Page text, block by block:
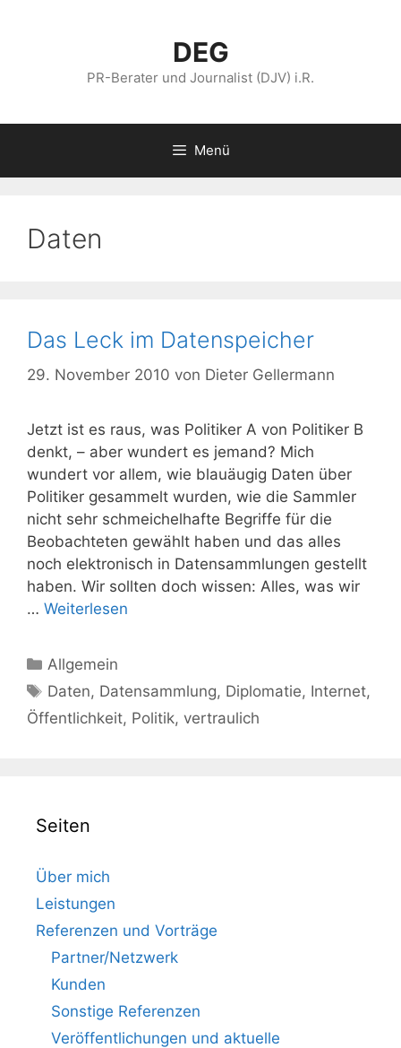
DEG
PR-Berater und Journalist (DJV) i.R.
Menü
Daten
Das Leck im Datenspeicher
29. November 2010 von Dieter Gellermann
Jetzt ist es raus, was Politiker A von Politiker B
denkt, – aber wundert es jemand? Mich
wundert vor allem, wie blauäugig Daten über
Politiker gesammelt wurden, wie die Sammler
nicht sehr schmeichelhafte Begriffe für die
Beobachteten gewählt haben und das alles
noch elektronisch in Datensammlungen gestellt
haben. Wir sollten doch wissen: Alles, was wir
… Weiterlesen
Kategorien
Allgemein
Schlagwörter
Daten, Datensammlung, Diplomatie, Internet,
Öffentlichkeit, Politik, vertraulich
Seiten
Über mich
Leistungen
Referenzen und Vorträge
Partner/Netzwerk
Kunden
Sonstige Referenzen
Veröffentlichungen und aktuelle